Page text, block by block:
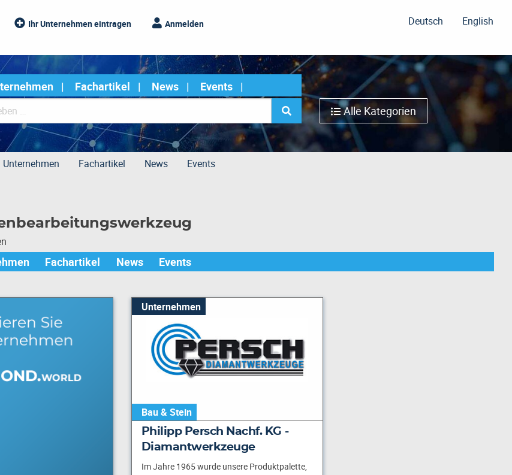
Ihr Unternehmen eintragen Anmelden Deutsch English
Fachartikel News
Events
Alle Kategorien
Unternehmen Fachartikel News Events
Fachartikel News Events
Unternehmen
Bau & Stein
Philipp Persch Nachf. KG -
Diamantwerkzeuge
Im Jahre 1965 wurde unsere Produktpalette,